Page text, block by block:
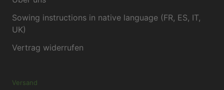
Sowing instructions in native language (FR, ES, IT,
UK)
Vertrag widerrufen
Versand